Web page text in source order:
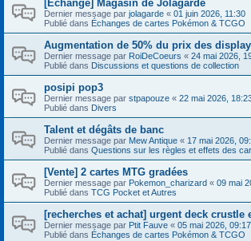
[Echange] Magasin de Jolagarde
Dernier message par jolagarde « 01 juin 2026, 11:30
Publié dans Échanges de cartes Pokémon & TCGO
Augmentation de 50% du prix des
Dernier message par RoiDeCoeurs « 24 mai 2026,
Publié dans Discussions et questions de collection
posipi pop3
Dernier message par stpapouze « 22 mai 2026,
Publié dans Divers
Talent et dégâts de banc
Dernier message par Mew Antique « 17 mai 2026,
Publié dans Questions sur les règles et effets des
[Vente] 2 cartes MTG gradées
Dernier message par Pokemon_charizard « 09 mai
Publié dans TCG Pocket et Autres
[recherches et achat] urgent deck crustle
Dernier message par Ptit Fauve « 05 mai 2026, 09:17
Publié dans Échanges de cartes Pokémon & TCGO